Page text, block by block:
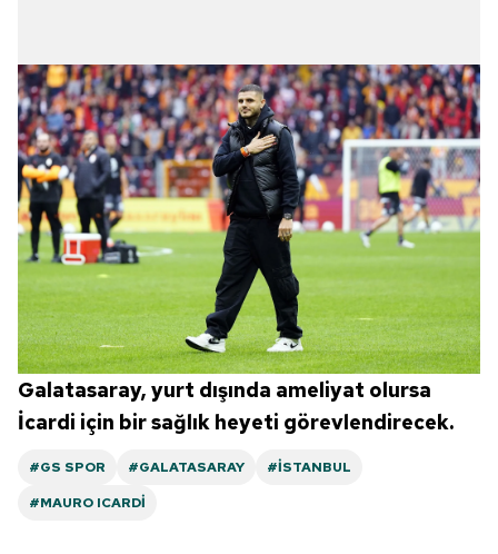
Galatasaray, yurt dışında ameliyat olursa
İcardi için bir sağlık heyeti görevlendirecek.
#GS SPOR #GALATASARAY
#İSTANBUL
#MAURO ICARDI